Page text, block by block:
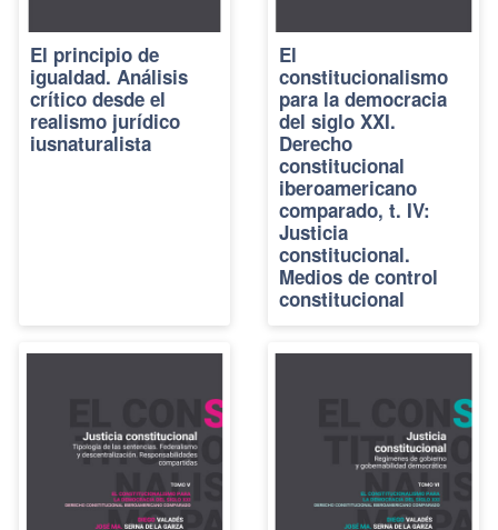
El principio de
igualdad. Análisis
crítico desde el
realismo jurídico
iusnaturalista
El
constitucionalismo
para la democracia
del siglo XXI.
Derecho
constitucional
iberoamericano
comparado, t. IV:
Justicia
constitucional.
Medios de control
constitucional